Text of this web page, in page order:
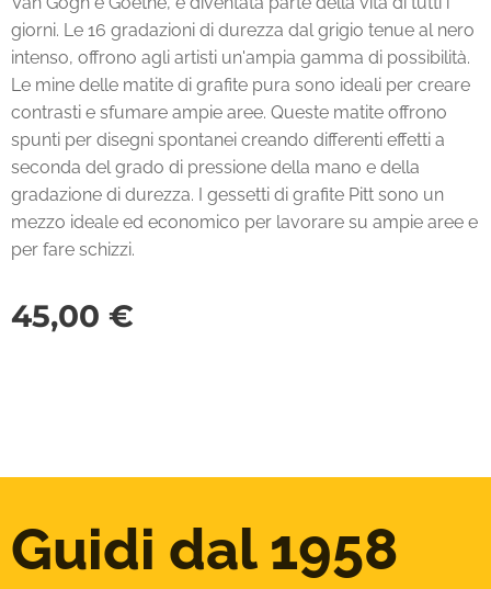
giorni. Le 16 gradazioni di durezza dal grigio tenue al nero
intenso, offrono agli artisti un'ampia gamma di possibilità.
Le mine delle matite di grafite pura sono ideali per creare
contrasti e sfumare ampie aree. Queste matite offrono
spunti per disegni spontanei creando differenti effetti a
seconda del grado di pressione della mano e della
gradazione di durezza. I gessetti di grafite Pitt sono un
mezzo ideale ed economico per lavorare su ampie aree e
per fare schizzi.
45,00 €
Guidi dal 1958